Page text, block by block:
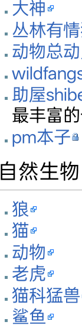
大神
丛林有
动物总
助屋
最丰富的
pm本子
自然生物
狼
猫
动物
老虎
猫科猛兽
鲨鱼